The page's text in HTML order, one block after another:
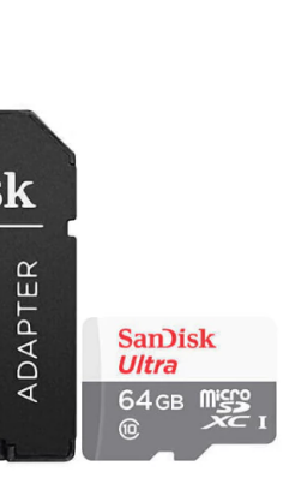
gravação integrado: Somente no
85°C
128 GB Ultra UHS-I microSDXC